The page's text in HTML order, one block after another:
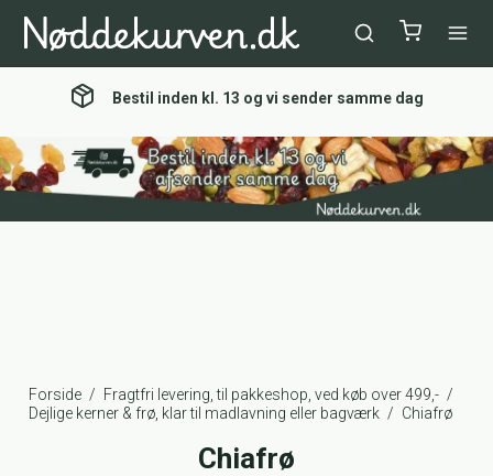
Bestil inden kl. 13 og vi sender samme dag
Forside / Fragtfri levering, til pakkeshop, ved køb over 499,- /
Dejlige kerner & frø, klar til madlavning eller bagværk / Chiafrø
Chiafrø